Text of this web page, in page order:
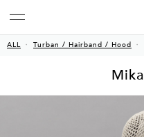
ALL Turban / Hairband / Hood